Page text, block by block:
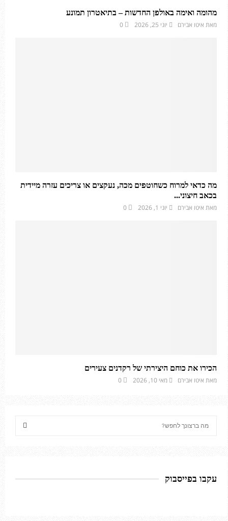
מהומה ואימה באולפן החדשות – בתיאטרון תמונע
מאת איטו אבירם יוני 25, 2026 0
מה כדאי למרוח כשחוטפים מכה, נעקצים או צריכים עזרה מיידית
בכאב חיצוני...
מאת איטו אבירם יוני 1, 2026 0
הכירו את כוחם היצירתי של רקדנים צעירים
מאת איטו אבירם מאי 10, 2026 0
h
f
עקבו בפייסבוק